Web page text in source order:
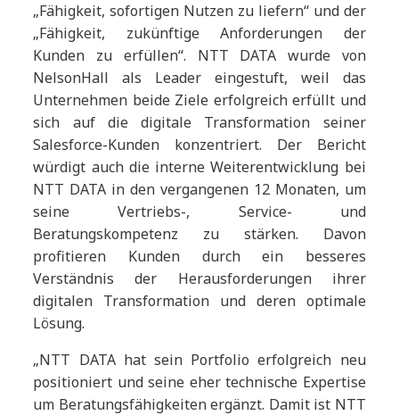
„Fähigkeit, sofortigen Nutzen zu liefern“ und der
„Fähigkeit, zukünftige Anforderungen der
Kunden zu erfüllen“. NTT DATA wurde von
NelsonHall als Leader eingestuft, weil das
Unternehmen beide Ziele erfolgreich erfüllt und
sich auf die digitale Transformation seiner
Salesforce-Kunden konzentriert. Der Bericht
würdigt auch die interne Weiterentwicklung bei
NTT DATA in den vergangenen 12 Monaten, um
seine Vertriebs-, Service- und
Beratungskompetenz zu stärken. Davon
profitieren Kunden durch ein besseres
Verständnis der Herausforderungen ihrer
digitalen Transformation und deren optimale
Lösung.
„NTT DATA hat sein Portfolio erfolgreich neu
positioniert und seine eher technische Expertise
um Beratungsfähigkeiten ergänzt. Damit ist NTT